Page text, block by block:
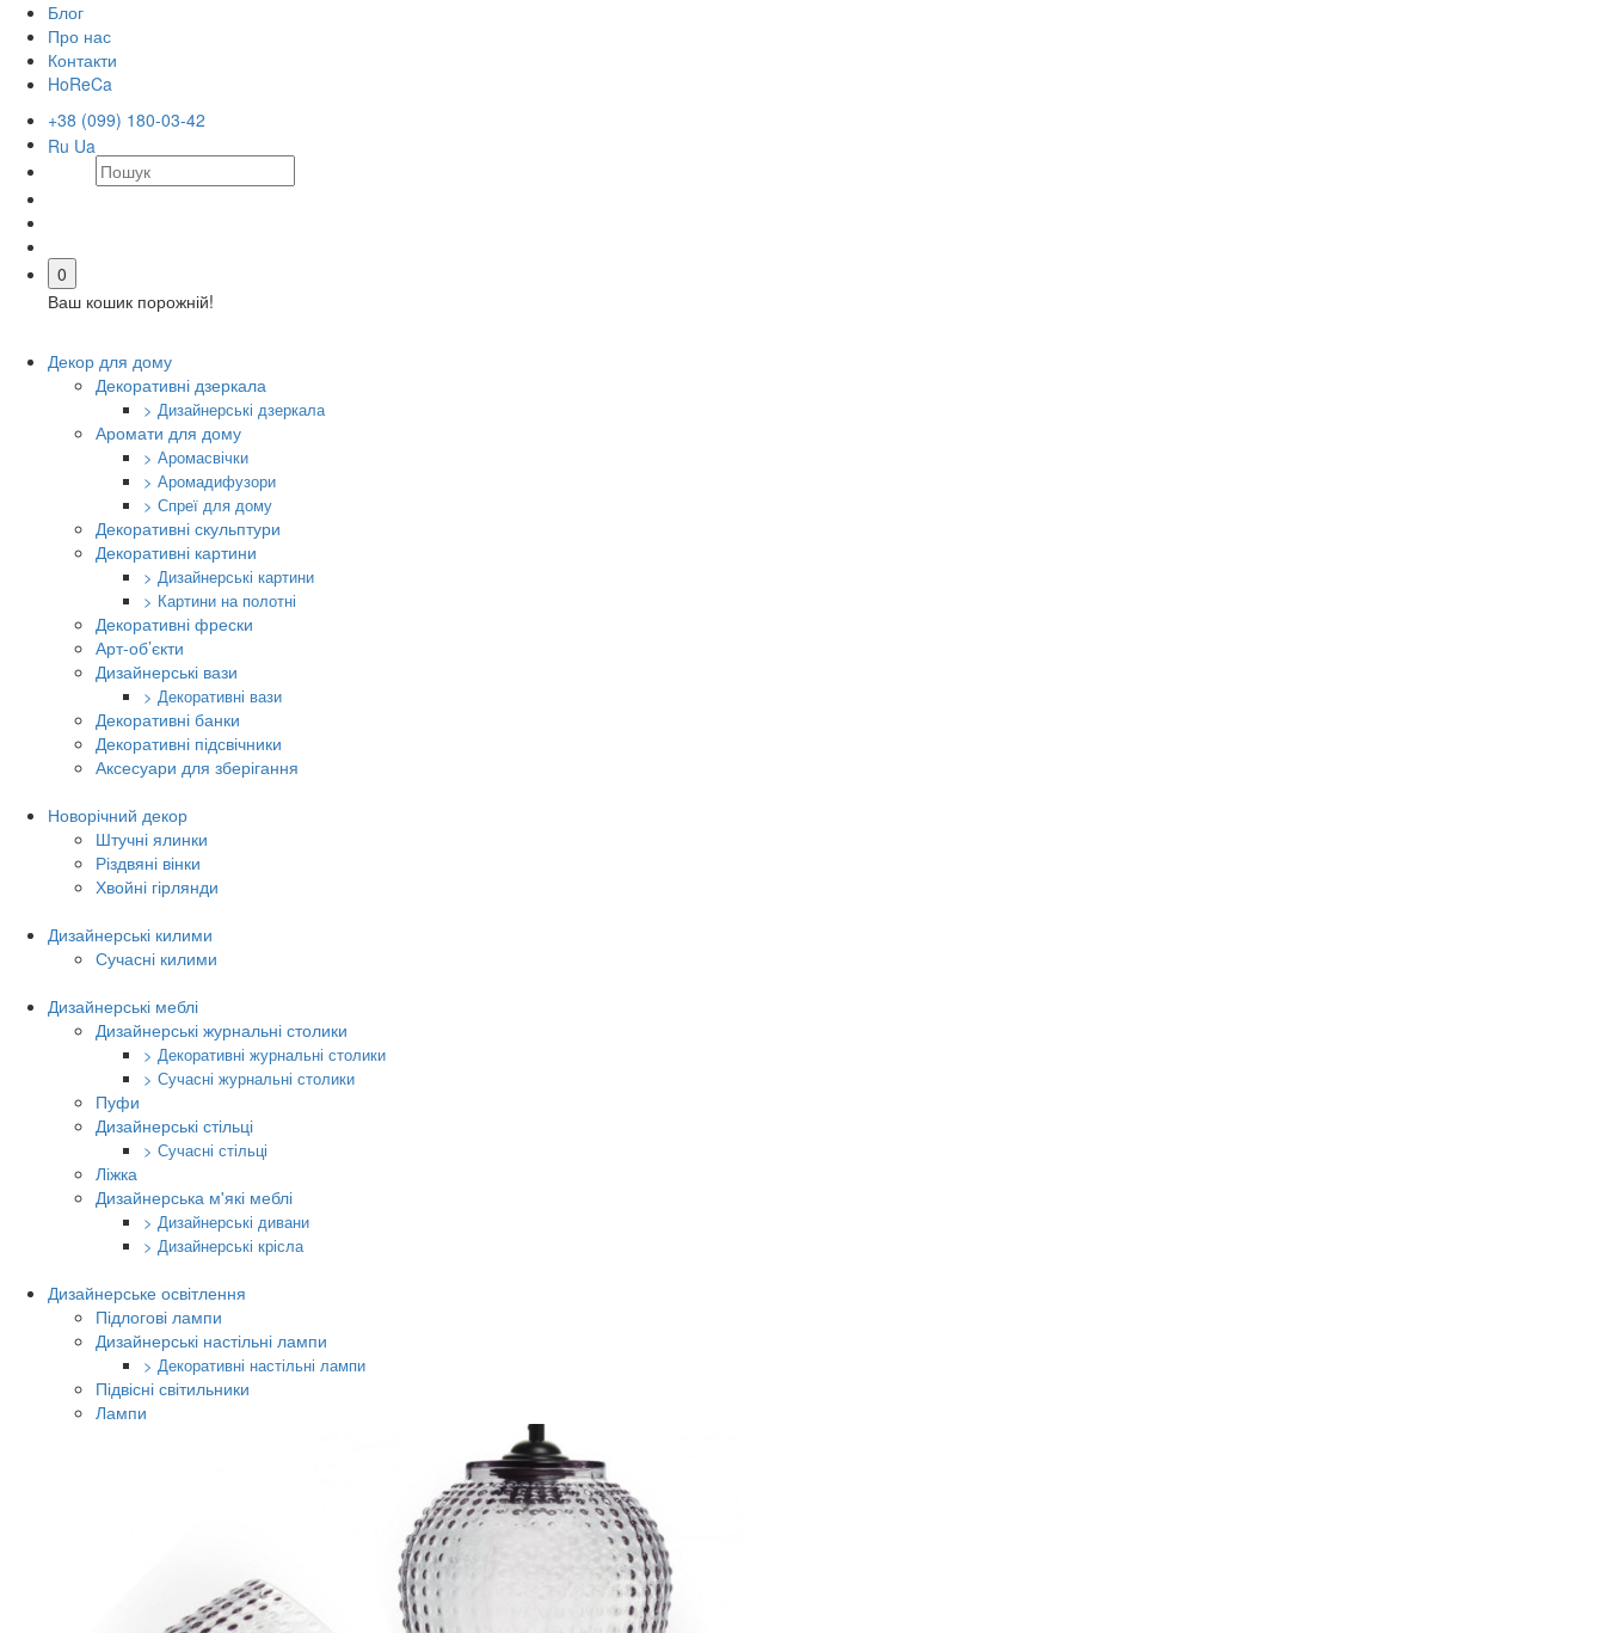
Блог
Про нас
Контакти
HoReCa
+38 (099) 180-03-42
Ru Ua
0
Ваш кошик порожній!
Декор для дому
Декоративні дзеркала
> Дизайнерські дзеркала
Аромати для дому
> Аромасвічки
> Аромадифузори
> Спреї для дому
Декоративні скульптури
Декоративні картини
> Дизайнерські картини
> Картини на полотні
Декоративні фрески
Арт-об’єкти
Дизайнерські вази
> Декоративні вази
Декоративні банки
Декоративні підсвічники
Аксесуари для зберігання
Новорічний декор
Штучні ялинки
Різдвяні вінки
Хвойні гірлянди
Дизайнерські килими
Сучасні килими
Дизайнерські меблі
Дизайнерські журнальні столики
> Декоративні журнальні столики
> Сучасні журнальні столики
Пуфи
Дизайнерські стільці
> Сучасні стільці
Ліжка
Дизайнерська м'які меблі
> Дизайнерські дивани
> Дизайнерські крісла
Дизайнерське освітлення
Підлогові лампи
Дизайнерські настільні лампи
> Декоративні настільні лампи
Підвісні світильники
Лампи